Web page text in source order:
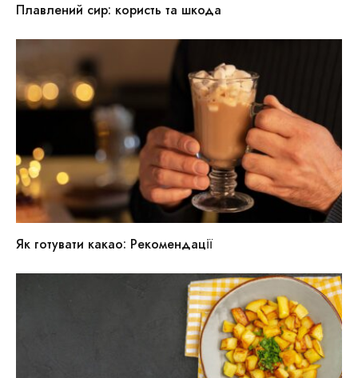
Плавлений сир: користь та шкода
Як готувати какао: Рекомендації